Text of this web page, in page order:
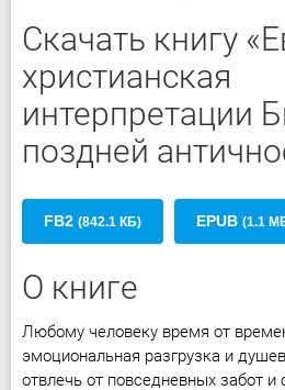
Скачать книгу
христианская
интерпретации
поздней
FB2 (842.1 КБ) EPUB (1.1
О книге
Любому человеку время от
эмоциональная разгрузка и
отвлечь от повседневных забот и